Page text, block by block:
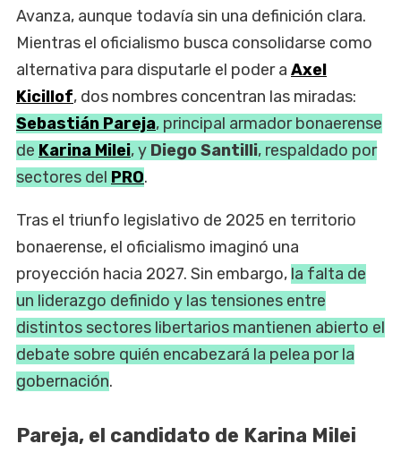
Avanza, aunque todavía sin una definición clara.
Mientras el oficialismo busca consolidarse como
alternativa para disputarle el poder a Axel
Kicillof, dos nombres concentran las miradas:
Sebastián Pareja, principal armador bonaerense
de Karina Milei, y Diego Santilli, respaldado por
sectores del PRO.
Tras el triunfo legislativo de 2025 en territorio
bonaerense, el oficialismo imaginó una
proyección hacia 2027. Sin embargo, la falta de
un liderazgo definido y las tensiones entre
distintos sectores libertarios mantienen abierto el
debate sobre quién encabezará la pelea por la
gobernación.
Pareja, el candidato de Karina Milei